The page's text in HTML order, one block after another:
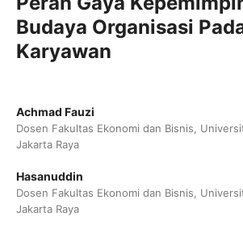
Budaya Organisasi
Karyawan
Achmad Fauzi
Dosen Fakultas Ekonomi dan Bisnis,
Jakarta Raya
Hasanuddin
Dosen Fakultas Ekonomi dan Bisnis,
Jakarta Raya